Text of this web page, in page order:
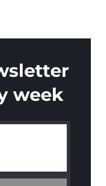
week